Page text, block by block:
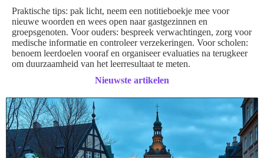
Praktische tips: pak licht, neem een notitieboekje mee voor
nieuwe woorden en wees open naar gastgezinnen en
groepsgenoten. Voor ouders: bespreek verwachtingen, zorg voor
medische informatie en controleer verzekeringen. Voor scholen:
benoem leerdoelen vooraf en organiseer evaluaties na terugkeer
om duurzaamheid van het leerresultaat te meten.
Nieuwste artikelen